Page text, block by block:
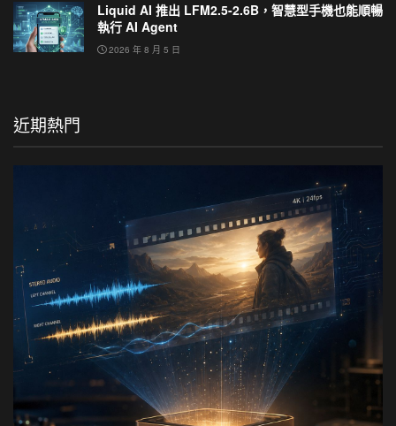
Liquid AI 推出 LFM2.5-2.6B，智慧型手機也能順暢
執行 AI Agent
2026 年 8 月 5 日
近期熱門